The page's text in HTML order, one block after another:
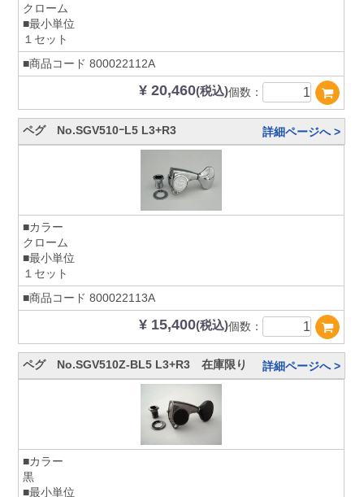
クローム
■最小単位
１セット
■商品コード 800022112A
¥ 20,460(税込)個数：
ペグ No.SGV510ｰL5 L3+R3 詳細ページへ >
■カラー
クローム
■最小単位
１セット
■商品コード 800022113A
¥ 15,400(税込)個数：
ペグ No.SGV510Z-BL5 L3+R3 在庫限り 詳細ページへ >
■カラー
黒
■最小単位